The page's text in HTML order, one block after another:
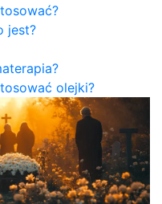
jest?
olejki?